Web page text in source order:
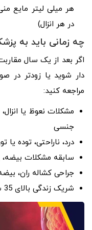
در هر انزال)
چه زمانی باید به
اگر بعد از یک سال
دار شوید یا زودتر در
مراجعه کنید:
مشکلات نعوظ یا
جنسی
درد، ناراحتی، توده یا
سابقه مشکلات
جراحی کشاله ران،
شریک زندگی بالای 35 سال